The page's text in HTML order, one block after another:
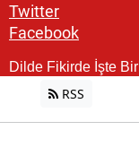
Twitter
Facebook
Dilde Fikirde İşte
RSS